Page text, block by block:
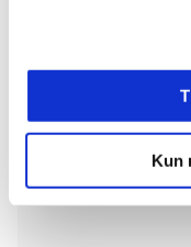
Kun
ansatte, frivillige,
med på å gjøre
vare på alle i